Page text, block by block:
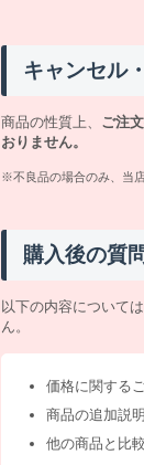
キャンセル
商品の性質上、 ご注
おりません。
※不良品の場合のみ、当
購入後の質
以下の内容について
ん。
価格に関する
商品の追加説
他の商品と比